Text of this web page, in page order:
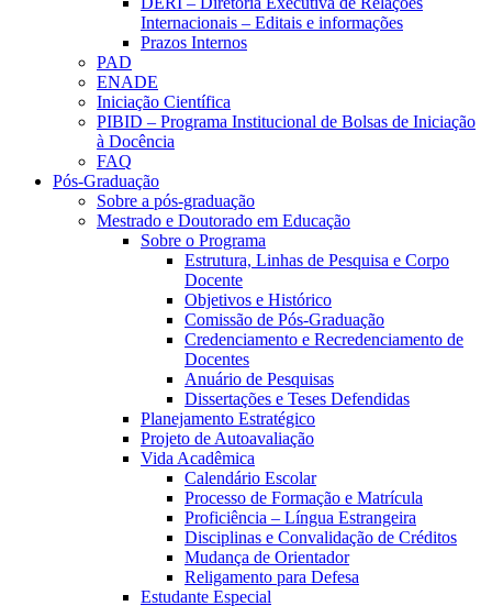
Internacionais – Editais e informações
Prazos Internos
PAD
ENADE
Iniciação Científica
PIBID – Programa Institucional de Bolsas de Iniciação
à Docência
FAQ
Pós-Graduação
Sobre a pós-graduação
Mestrado e Doutorado em Educação
Sobre o Programa
Estrutura, Linhas de Pesquisa e Corpo
Docente
Objetivos e Histórico
Comissão de Pós-Graduação
Credenciamento e Recredenciamento de
Docentes
Anuário de Pesquisas
Dissertações e Teses Defendidas
Planejamento Estratégico
Projeto de Autoavaliação
Vida Acadêmica
Calendário Escolar
Processo de Formação e Matrícula
Proficiência – Língua Estrangeira
Disciplinas e Convalidação de Créditos
Mudança de Orientador
Religamento para Defesa
Estudante Especial